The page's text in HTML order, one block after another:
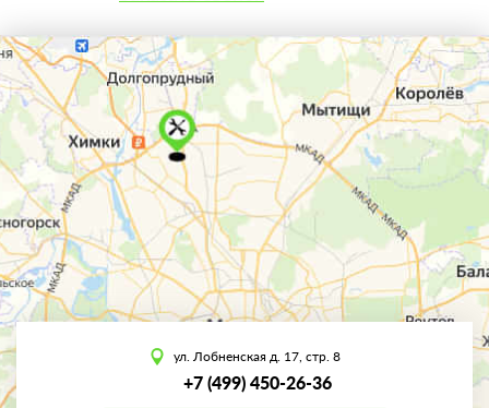
ул. Лобненская д. 17, стр. 8
+7 (499) 450-26-36